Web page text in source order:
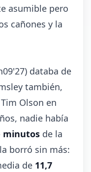
asumible pero
cañones y la
databa de
también,
Olson en
nadie había
minutos de la
borró sin más:
de 11,7